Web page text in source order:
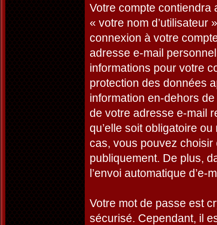
Votre compte contiendra
« votre nom d’utilisateur
connexion à votre
adresse e-mail
informations pour votre
protection des données
information en-dehors
de votre adresse e-mail
qu’elle soit obligatoire
cas, vous pouvez
publiquement. De plus,
l’envoi automatique d’e-
Votre mot de passe est
sécurisé. Cependant, il